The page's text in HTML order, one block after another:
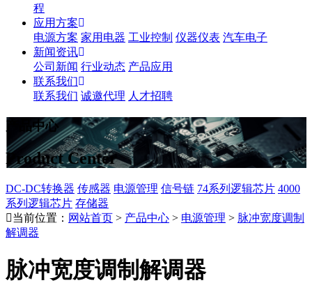
程
应用方案
电源方案 家用电器 工业控制 仪器仪表 汽车电子
新闻资讯
公司新闻 行业动态 产品应用
联系我们
联系我们 诚邀代理 人才招聘
产品中心
Product Center
DC-DC转换器 传感器 电源管理 信号链 74系列逻辑芯片 4000
系列逻辑芯片 存储器
当前位置： 网站首页 > 产品中心 > 电源管理 > 脉冲宽度调制
解调器
脉冲宽度调制解调器